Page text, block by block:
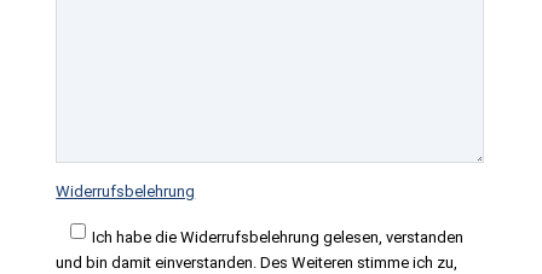
Widerrufsbelehrung
Ich habe die Widerrufsbelehrung gelesen, verstanden
und bin damit einverstanden. Des Weiteren stimme ich zu,